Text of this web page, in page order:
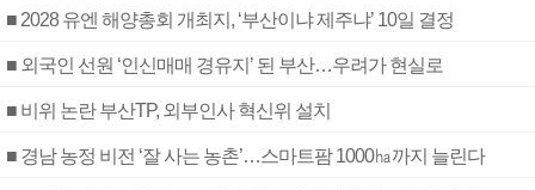
■ 2028 유엔 해양총회 개최지, ‘부산이냐 제주냐’ 10일 결정
■ 외국인 선원 ‘인신매매 경유지’ 된 부산…우려가 현실로
■ 비위 논란 부산TP, 외부인사 혁신위 설치
■ 경남 농정 비전 ‘잘 사는 농촌’…스마트팜 1000㏊까지 늘린다